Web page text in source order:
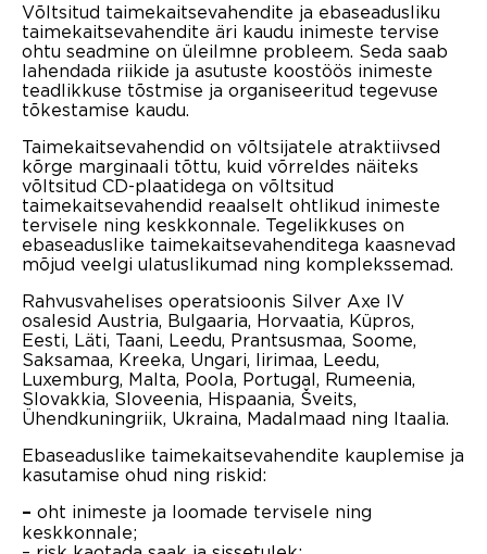
Võltsitud taimekaitsevahendite ja ebaseadusliku
taimekaitsevahendite äri kaudu inimeste tervise
ohtu seadmine on üleilmne probleem. Seda saab
lahendada riikide ja asutuste koostöös inimeste
teadlikkuse tõstmise ja organiseeritud tegevuse
tõkestamise kaudu.
Taimekaitsevahendid on võltsijatele atraktiivsed
kõrge marginaali tõttu, kuid võrreldes näiteks
võltsitud CD-plaatidega on võltsitud
taimekaitsevahendid reaalselt ohtlikud inimeste
tervisele ning keskkonnale. Tegelikkuses on
ebaseaduslike taimekaitsevahenditega kaasnevad
mõjud veelgi ulatuslikumad ning komplekssemad.
Rahvusvahelises operatsioonis Silver Axe IV
osalesid Austria, Bulgaaria, Horvaatia, Küpros,
Eesti, Läti, Taani, Leedu, Prantsusmaa, Soome,
Saksamaa, Kreeka, Ungari, Iirimaa, Leedu,
Luxemburg, Malta, Poola, Portugal, Rumeenia,
Slovakkia, Sloveenia, Hispaania, Šveits,
Ühendkuningriik, Ukraina, Madalmaad ning Itaalia.
Ebaseaduslike taimekaitsevahendite kauplemise ja
kasutamise ohud ning riskid:
– oht inimeste ja loomade tervisele ning
keskkonnale;